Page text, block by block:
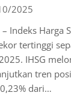
2025
Indeks Harga
tertinggi
IHSG
tren
dari…